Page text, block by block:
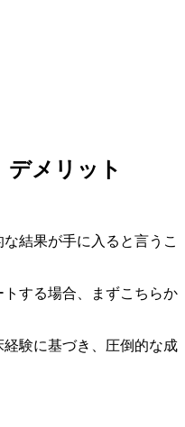
デメリット
結果が手に入ると言うこ
する場合、まずこちらか
験に基づき、圧倒的な成